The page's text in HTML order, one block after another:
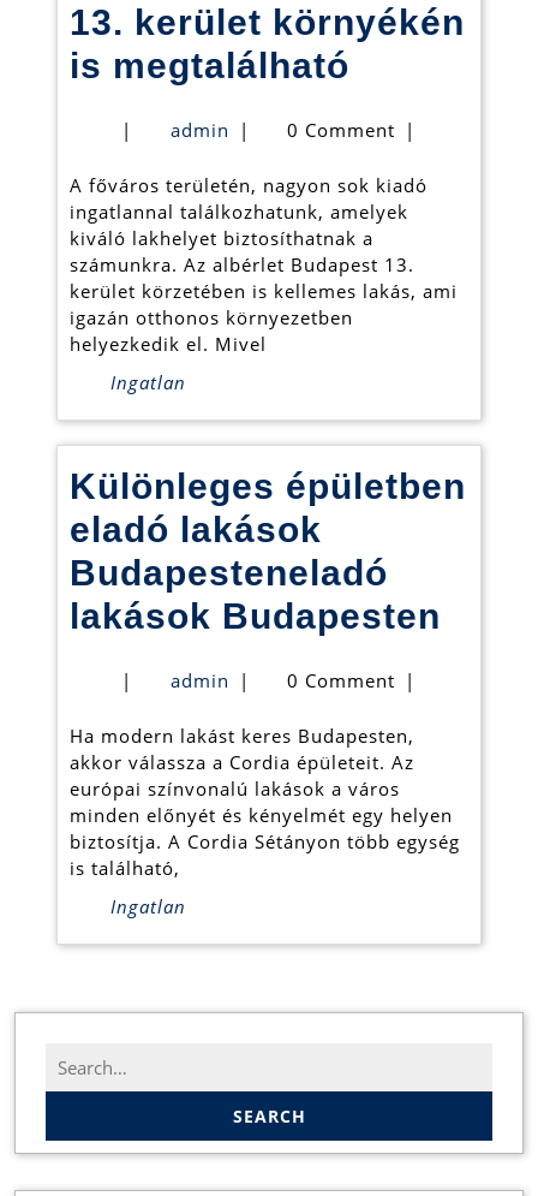
13. kerület környékén
is megtalálható
Budapest
13.
kerület
is
| admin admin
| 0 Comment |
A főváros területén, nagyon sok kiadó
ingatlannal találkozhatunk, amelyek
kiváló lakhelyet biztosíthatnak a
számunkra. Az albérlet Budapest 13.
kerület körzetében is kellemes lakás, ami
igazán otthonos környezetben
helyezkedik el. Mivel
Ingatlan
Különleges épületben
eladó lakások
Budapesteneladó
lakások Budapesten
| admin admin
| 0 Comment |
Ha modern lakást keres Budapesten,
akkor válassza a Cordia épületeit. Az
európai színvonalú lakások a város
minden előnyét és kényelmét egy helyen
biztosítja. A Cordia Sétányon több egység
is található,
Ingatlan
Search
for: